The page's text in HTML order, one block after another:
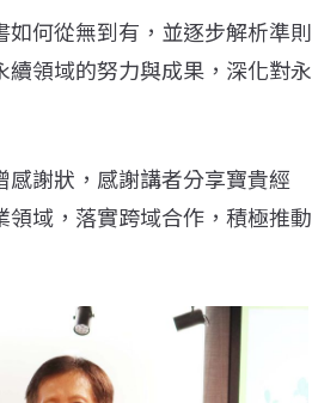
何從無到有，並逐步解析準則
領域的努力與成果，深化對永
謝狀，感謝講者分享寶貴經
域，落實跨域合作，積極推動